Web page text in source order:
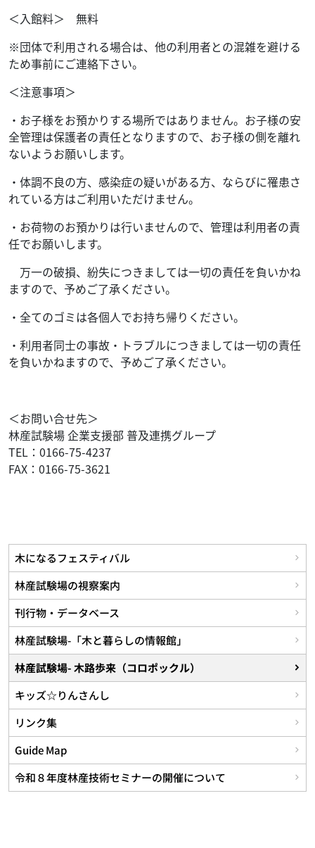
＜入館料＞ 無料
※団体で利用される場合は、他の利用者との混雑を避ける
ため事前にご連絡下さい。
＜注意事項＞
・お子様をお預かりする場所ではありません。お子様の安
全管理は保護者の責任となりますので、お子様の側を離れ
ないようお願いします。
・体調不良の方、感染症の疑いがある方、ならびに罹患さ
れている方はご利用いただけません。
・お荷物のお預かりは行いませんので、管理は利用者の責
任でお願いします。
万一の破損、紛失につきましては一切の責任を負いかね
ますので、予めご了承ください。
・全てのゴミは各個人でお持ち帰りください。
・利用者同士の事故・トラブルにつきましては一切の責任
を負いかねますので、予めご了承ください。
＜お問い合せ先＞
林産試験場 企業支援部 普及連携グループ
TEL：0166-75-4237
FAX：0166-75-3621
木になるフェスティバル
林産試験場の視察案内
刊行物・データベース
林産試験場-「木と暮らしの情報館」
林産試験場- 木路歩来（コロポックル）
キッズ☆りんさんし
リンク集
Guide Map
令和８年度林産技術セミナーの開催について